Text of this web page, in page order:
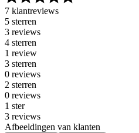
7 klantreviews
5 sterren
3 reviews
4 sterren
1 review
3 sterren
0 reviews
2 sterren
0 reviews
1 ster
3 reviews
Afbeeldingen van klanten